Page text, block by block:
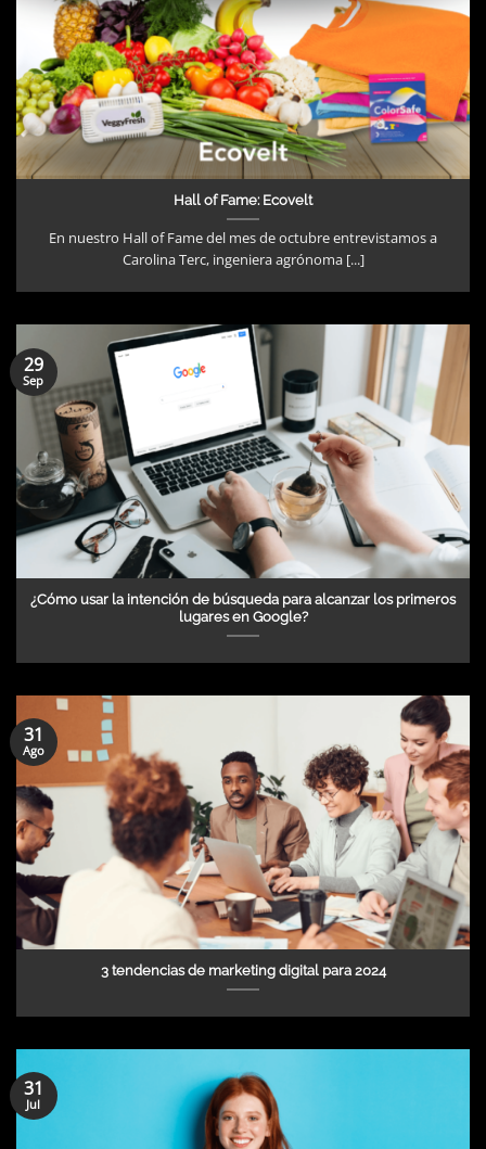
Hall of Fame: Ecovelt
En nuestro Hall of Fame del mes de octubre entrevistamos a
Carolina Terc, ingeniera agrónoma [...]
¿Cómo usar la intención de búsqueda para alcanzar los primeros
lugares en Google?
29
Sep
3 tendencias de marketing digital para 2024
31
Ago
31
Jul